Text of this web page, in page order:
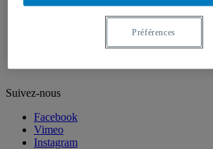
Recherche et création
Unités de recherche
Prix, bourses et distinctions
Suivez-nous
Facebook
Vimeo
Instagram
Préférences